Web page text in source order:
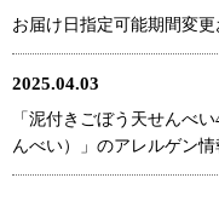
お届け日指定可能期間変
2025.04.03
「泥付きごぼう天せんべ
んべい）」のアレルゲン